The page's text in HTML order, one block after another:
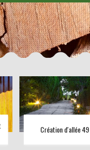
Création d'allée 49